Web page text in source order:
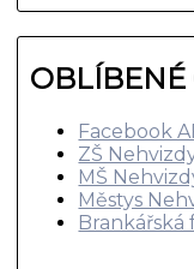
OBLÍBENÉ
Facebook
ZŠ
MŠ
Městys
Brankářská